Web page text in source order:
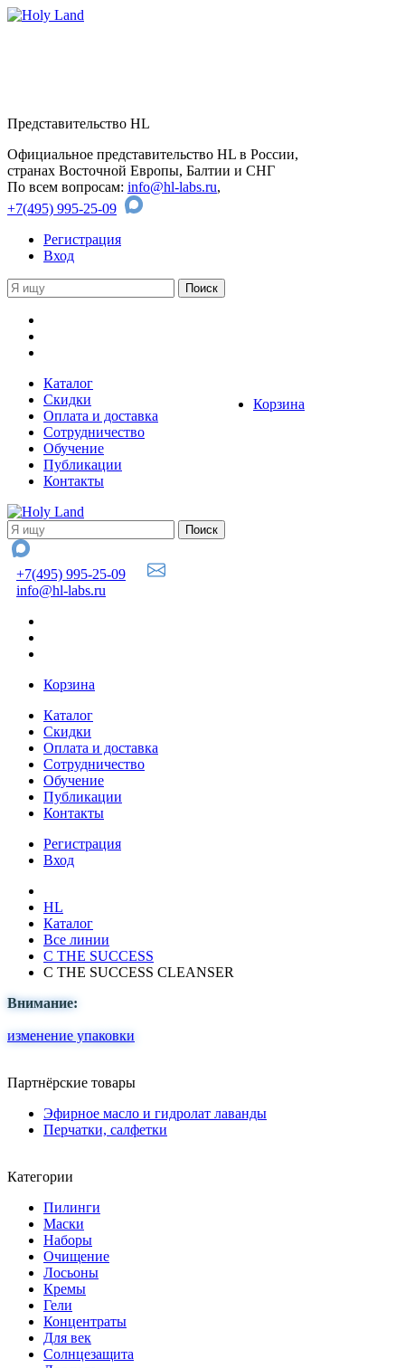
Представительство HL
Официальное представительство HL в России,
странах Восточной Европы, Балтии и СНГ
По всем вопросам: info@hl-labs.ru,
+7(495) 995-25-09
Регистрация
Вход
Корзина
Каталог
Скидки
Оплата и доставка
Сотрудничество
Обучение
Публикации
Контакты
+7(495) 995-25-09
info@hl-labs.ru
Корзина
Каталог
Скидки
Оплата и доставка
Сотрудничество
Обучение
Публикации
Контакты
Регистрация
Вход
HL
Каталог
Все линии
C THE SUCCESS
C THE SUCCESS CLEANSER
Внимание:
изменение упаковки
Партнёрские товары
Эфирное масло и гидролат лаванды
Перчатки, салфетки
Категории
Пилинги
Маски
Наборы
Очищение
Лосьоны
Кремы
Гели
Концентраты
Для век
Солнцезащита